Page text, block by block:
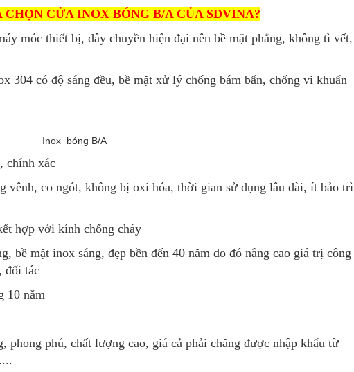
CỬA INOX BÓNG B/A CỦA SDVINA?
móc thiết bị, dây chuyền hiện đại nên bề mặt phẳng, không tì vết,
304 có độ sáng đều, bề mặt xử lý chống bám bẩn, chống vi khuẩn
Inox bóng B/A
chính xác
vênh, co ngót, không bị oxi hóa, thời gian sử dụng lâu dài, ít bảo trì
hợp với kính chống cháy
bề mặt inox sáng, đẹp bền đến 40 năm do đó nâng cao giá trị công
đối tác
10 năm
phong phú, chất lượng cao, giá cả phải chăng được nhập khẩu từ